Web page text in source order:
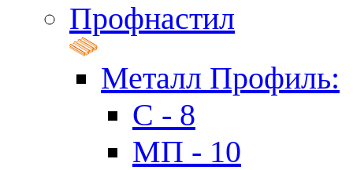
Профнастил
Металл Профиль:
C - 8
МП - 10